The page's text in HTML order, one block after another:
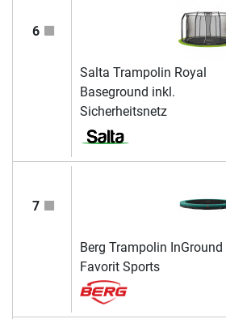
6
Salta Trampolin Royal
Baseground inkl.
Sicherheitsnetz
7
Berg Trampolin InGround
Favorit Sports